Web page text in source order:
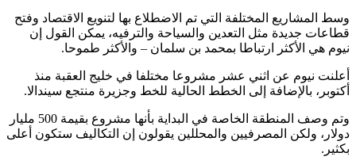
وسط المشاريع المختلفة التي تم الاضطلاع بها لتنويع الاقتصاد وفتح
قطاعات جديدة مثل التعدين والسياحة والترفيه، يمكن القول إن
نيوم هي الأكثر ارتباطا بمحمد بن سلمان – والأكثر طموحا.
أعلنت نيوم عن اثني عشر مشروعا مختلفا في خليج العقبة منذ
أكتوبر، بالإضافة إلى الخطط الحالية للخط وجزيرة منتجع سيندالا.
وتم وصف المنطقة الخاصة في البداية بأنها مشروع بقيمة 500 مليار
دولار، ولكن المصرفيين والمحللين يقولون إن التكاليف ستكون أعلى
بكثير.